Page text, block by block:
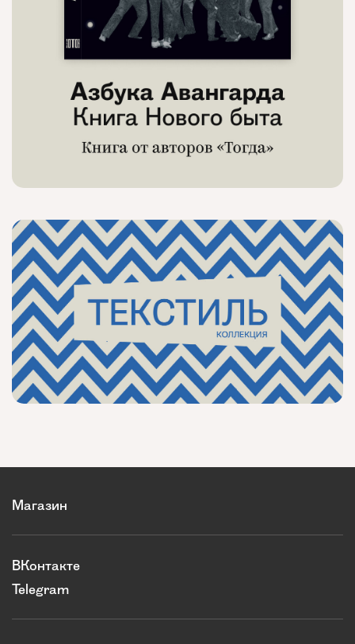
Магазин
ВКонтакте
Telegram